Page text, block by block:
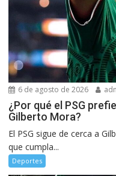
6 de agosto de 2026
¿Por qué el PSG
Gilberto Mora?
El PSG sigue de cerca a
que cumpla...
Deportes